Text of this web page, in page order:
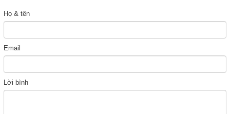
Họ & tên
Email
Lời bình